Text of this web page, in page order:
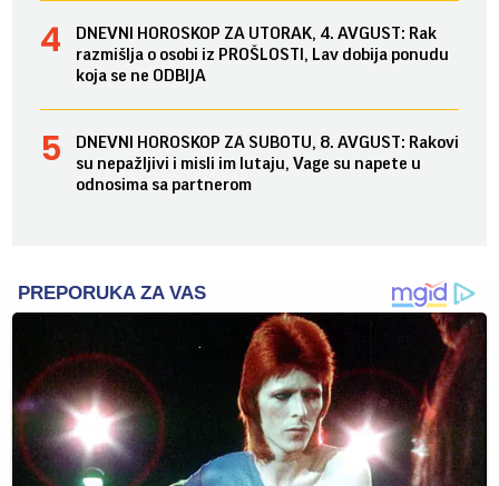
DNEVNI HOROSKOP ZA UTORAK, 4. AVGUST: Rak
razmišlja o osobi iz PROŠLOSTI, Lav dobija ponudu
koja se ne ODBIJA
DNEVNI HOROSKOP ZA SUBOTU, 8. AVGUST: Rakovi
su nepažljivi i misli im lutaju, Vage su napete u
odnosima sa partnerom